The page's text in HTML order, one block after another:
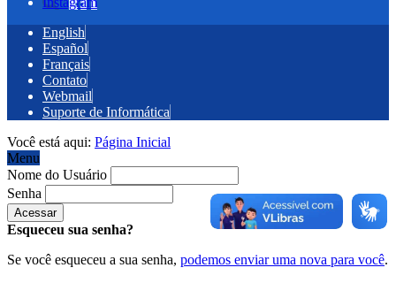
English
Español
Français
Contato
Webmail
Suporte de Informática
Você está aqui: Página Inicial
Menu
Nome do Usuário
Senha
Esqueceu sua senha?
Se você esqueceu a sua senha, podemos enviar uma nova para você.